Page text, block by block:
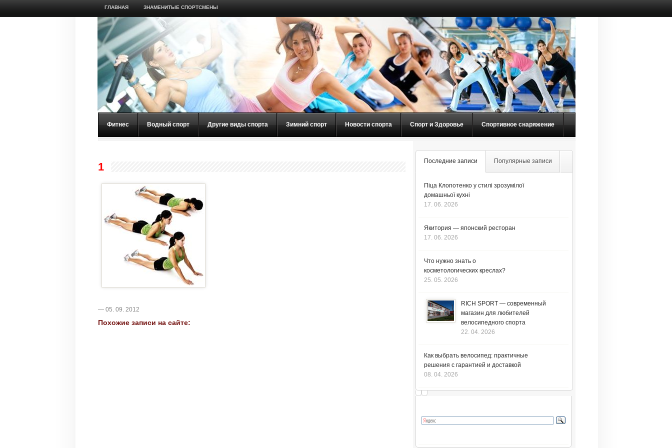
ГЛАВНАЯ ЗНАМЕНИТЫЕ СПОРТСМЕНЫ
Фитнес Водный спорт Другие виды спорта Зимний спорт Новости спорта Спорт и Здоровье Спортивное снаряжение
1
— 05. 09. 2012
Похожие записи на сайте:
Последние записи Популярные записи
Піца Клопотенко у стилі зрозумілої
домашньої кухні
17. 06. 2026
Якитория — японский ресторан
17. 06. 2026
Что нужно знать о
косметологических креслах?
25. 05. 2026
RICH SPORT — современный
магазин для любителей
велосипедного спорта
22. 04. 2026
Как выбрать велосипед: практичные
решения с гарантией и доставкой
08. 04. 2026